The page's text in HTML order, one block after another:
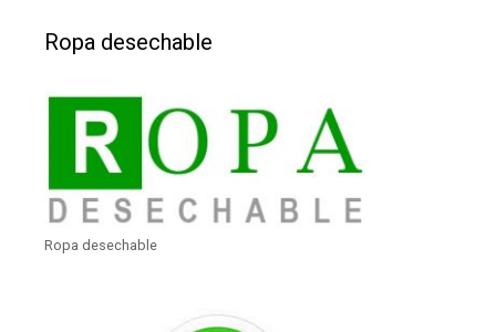
Ropa desechable
Ropa desechable